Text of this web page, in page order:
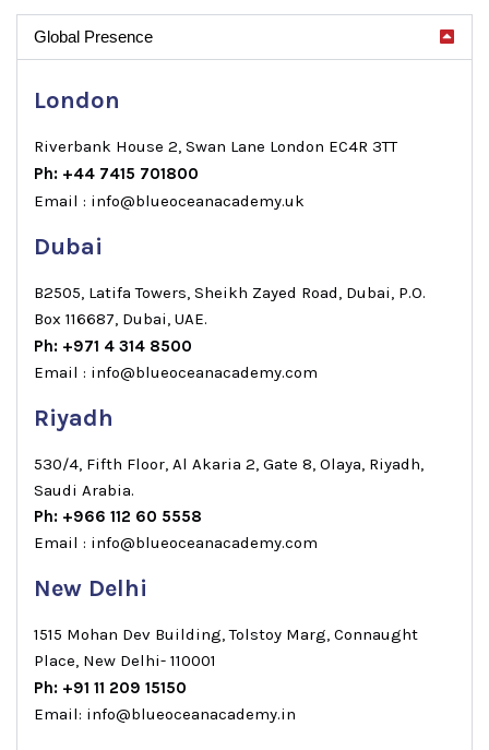
Global Presence
London
Riverbank House 2, Swan Lane London EC4R 3TT
Ph: +44 7415 701800
Email : info@blueoceanacademy.uk
Dubai
B2505, Latifa Towers, Sheikh Zayed Road, Dubai, P.O.
Box 116687, Dubai, UAE.
Ph: +971 4 314 8500
Email : info@blueoceanacademy.com
Riyadh
530/4, Fifth Floor, Al Akaria 2, Gate 8, Olaya, Riyadh,
Saudi Arabia.
Ph: +966 112 60 5558
Email : info@blueoceanacademy.com
New Delhi
1515 Mohan Dev Building, Tolstoy Marg, Connaught
Place, New Delhi- 110001
Ph: +91 11 209 15150
Email: info@blueoceanacademy.in